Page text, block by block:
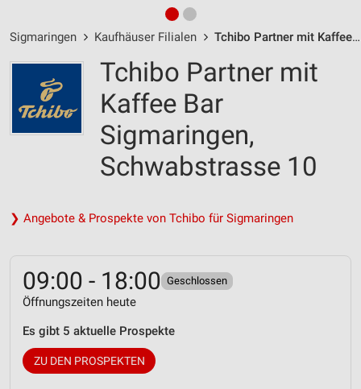
Sigmaringen Kaufhäuser Filialen Tchibo Partner mit Kaffee Bar Sigmaringen / Schwabstrasse 10 - Öffnungszeiten & Adresse
Tchibo Partner mit
Kaffee Bar
Sigmaringen,
Schwabstrasse 10
❯ Angebote & Prospekte von Tchibo für Sigmaringen
09:00 - 18:00 Geschlossen
Öffnungszeiten heute
Es gibt 5 aktuelle Prospekte
ZU DEN PROSPEKTEN